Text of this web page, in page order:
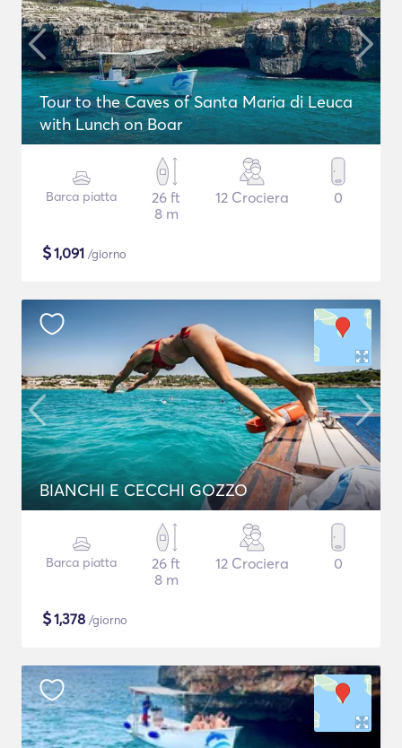
Tour to the Caves of Santa Maria di Leuca
with Lunch on Boar
Barca piatta
26 ft
8 m
12 Crociera 0
$1,091 /giorno
BIANCHI E CECCHI GOZZO
Barca piatta
26 ft
8 m
12 Crociera 0
$1,378 /giorno